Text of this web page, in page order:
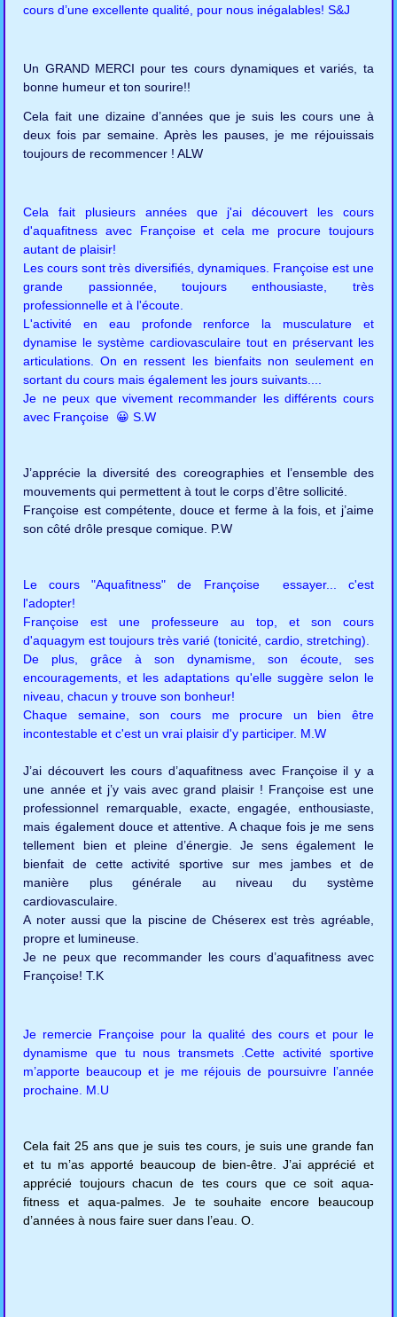
cours d’une excellente qualité, pour nous inégalables! S&J
Un GRAND MERCI pour tes cours dynamiques et variés, ta
bonne humeur et ton sourire!!
Cela fait une dizaine d’années que je suis les cours une à
deux fois par semaine. Après les pauses, je me réjouissais
toujours de recommencer ! ALW
Cela fait plusieurs années que j'ai découvert les cours
d'aquafitness avec Françoise et cela me procure toujours
autant de plaisir!
Les cours sont très diversifiés, dynamiques. Françoise est une
grande passionnée, toujours enthousiaste, très
professionnelle et à l'écoute.
L'activité en eau profonde renforce la musculature et
dynamise le système cardiovasculaire tout en préservant les
articulations. On en ressent les bienfaits non seulement en
sortant du cours mais également les jours suivants....
Je ne peux que vivement recommander les différents cours
avec Françoise 😀 S.W
J’apprécie la diversité des coreographies et l’ensemble des
mouvements qui permettent à tout le corps d’être sollicité.
Françoise est compétente, douce et ferme à la fois, et j’aime
son côté drôle presque comique. P.W
Le cours "Aquafitness" de Françoise essayer... c'est
l'adopter!
Françoise est une professeure au top, et son cours
d'aquagym est toujours très varié (tonicité, cardio, stretching).
De plus, grâce à son dynamisme, son écoute, ses
encouragements, et les adaptations qu'elle suggère selon le
niveau, chacun y trouve son bonheur!
Chaque semaine, son cours me procure un bien être
incontestable et c'est un vrai plaisir d'y participer. M.W
J’ai découvert les cours d’aquafitness avec Françoise il y a
une année et j’y vais avec grand plaisir ! Françoise est une
professionnel remarquable, exacte, engagée, enthousiaste,
mais également douce et attentive. A chaque fois je me sens
tellement bien et pleine d’énergie. Je sens également le
bienfait de cette activité sportive sur mes jambes et de
manière plus générale au niveau du système
cardiovasculaire.
A noter aussi que la piscine de Chéserex est très agréable,
propre et lumineuse.
Je ne peux que recommander les cours d’aquafitness avec
Françoise! T.K
Je remercie Françoise pour la qualité des cours et pour le
dynamisme que tu nous transmets .Cette activité sportive
m’apporte beaucoup et je me réjouis de poursuivre l’année
prochaine. M.U
Cela fait 25 ans que je suis tes cours, je suis une grande fan
et tu m’as apporté beaucoup de bien-être. J’ai apprécié et
apprécié toujours chacun de tes cours que ce soit aqua-
fitness et aqua-palmes. Je te souhaite encore beaucoup
d’années à nous faire suer dans l’eau. O.